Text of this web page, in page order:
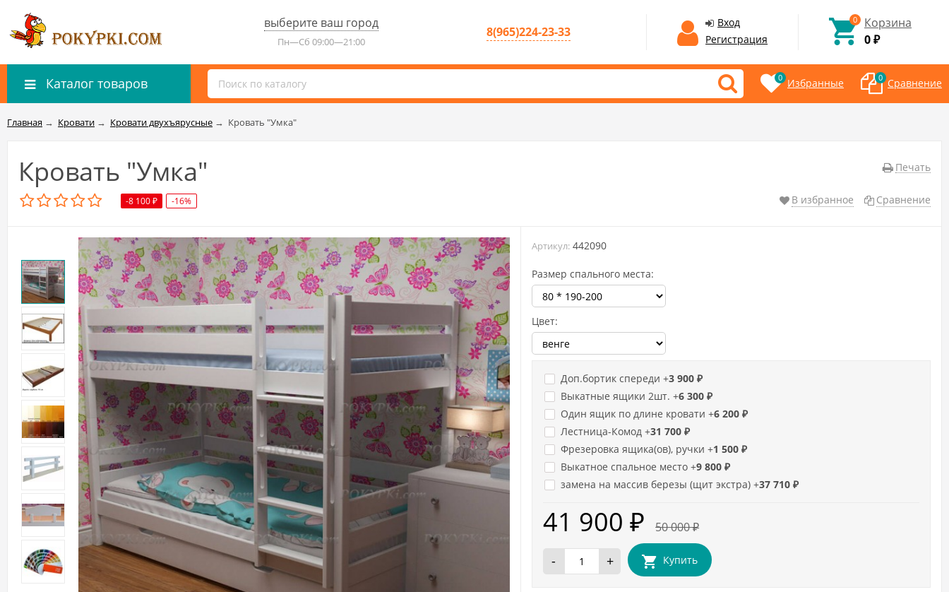
выберите ваш город
Пн—Сб 09:00—21:00
8(965)224-23-33
Вход
Регистрация
0
Корзина
0₽
Каталог товаров 0 Избранные 0 Сравнение
Главная → Кровати → Кровати двухъярусные → Кровать "Умка"
Печать
Кровать "Умка"
-8 100 ₽ -16% В избранное Сравнение
Артикул: 442090
Размер спального места:
Цвет:
Доп.бортик спереди +3 900₽
Выкатные ящики 2шт. +6 300₽
Один ящик по длине кровати +6 200₽
Лестница-Комод +31 700₽
Фрезеровка ящика(ов), ручки +1 500₽
Выкатное спальное место +9 800₽
замена на массив березы (щит экстра) +37 710₽
41 900₽ 50 000₽
- + Купить